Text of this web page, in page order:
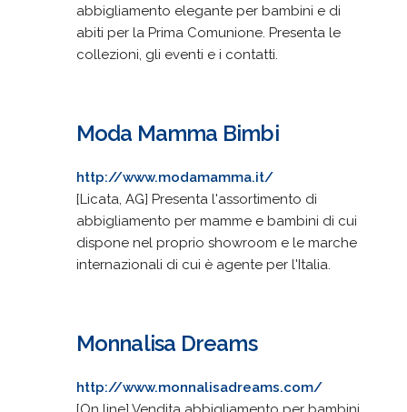
abbigliamento elegante per bambini e di
abiti per la Prima Comunione. Presenta le
collezioni, gli eventi e i contatti.
Moda Mamma Bimbi
http://www.modamamma.it/
[Licata, AG] Presenta l'assortimento di
abbigliamento per mamme e bambini di cui
dispone nel proprio showroom e le marche
internazionali di cui è agente per l'Italia.
Monnalisa Dreams
http://www.monnalisadreams.com/